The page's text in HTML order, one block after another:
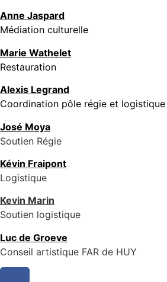
Anne Jaspard
Médiation culturelle
Marie Wathelet
Restauration
Alexis Legrand
Coordination pôle régie et logistique
José Moya
Soutien Régie
Kévin Fraipont
Logistique
Kevin Marin
Soutien logistique
Luc de Groeve
Conseil artistique FAR de HUY